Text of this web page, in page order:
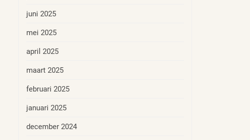
juni 2025
mei 2025
april 2025
maart 2025
februari 2025
januari 2025
december 2024